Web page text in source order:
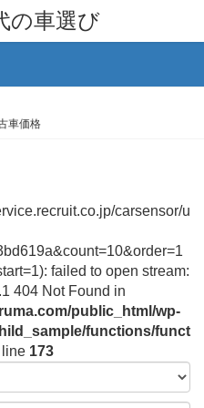
の車選び
車価格
carsensor/u
failed to open stream:
404 Not Found in
public_html/wp-
functions/funct
173